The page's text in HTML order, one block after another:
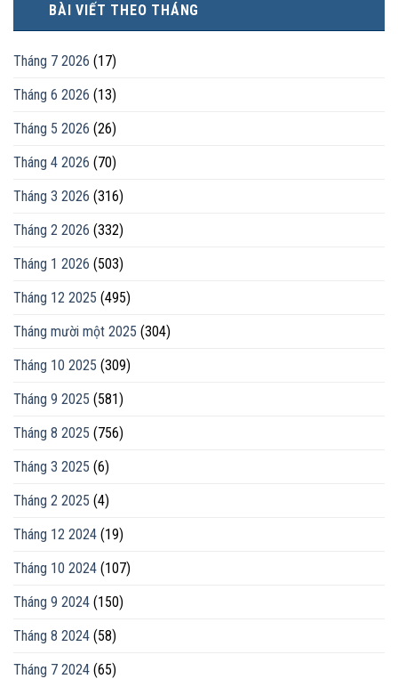
BÀI VIẾT THEO THÁNG
Tháng 7 2026 (17)
Tháng 6 2026 (13)
Tháng 5 2026 (26)
Tháng 4 2026 (70)
Tháng 3 2026 (316)
Tháng 2 2026 (332)
Tháng 1 2026 (503)
Tháng 12 2025 (495)
Tháng mười một 2025 (304)
Tháng 10 2025 (309)
Tháng 9 2025 (581)
Tháng 8 2025 (756)
Tháng 3 2025 (6)
Tháng 2 2025 (4)
Tháng 12 2024 (19)
Tháng 10 2024 (107)
Tháng 9 2024 (150)
Tháng 8 2024 (58)
Tháng 7 2024 (65)